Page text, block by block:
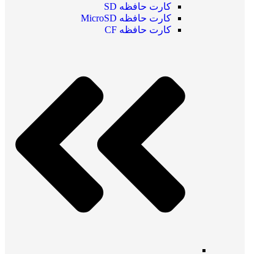
کارت حافظه SD
کارت حافظه MicroSD
کارت حافظه CF